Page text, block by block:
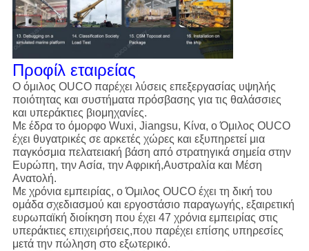
Προφίλ εταιρείας
Ο όμιλος OUCO παρέχει λύσεις επεξεργασίας υψηλής
ποιότητας και συστήματα πρόσβασης για τις θαλάσσιες
και υπεράκτιες βιομηχανίες.
Με έδρα το όμορφο Wuxi, Jiangsu, Κίνα, ο Όμιλος OUCO
έχει θυγατρικές σε αρκετές χώρες και εξυπηρετεί μια
παγκόσμια πελατειακή βάση από στρατηγικά σημεία στην
Ευρώπη, την Ασία, την Αφρική,Αυστραλία και Μέση
Ανατολή.
Με χρόνια εμπειρίας, ο Όμιλος OUCO έχει τη δική του
ομάδα σχεδιασμού και εργοστάσιο παραγωγής, εξαιρετική
ευρωπαϊκή διοίκηση που έχει 47 χρόνια εμπειρίας στις
υπεράκτιες επιχειρήσεις,που παρέχει επίσης υπηρεσίες
μετά την πώληση στο εξωτερικό.